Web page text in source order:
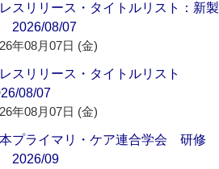
スリリース・タイトルリスト：新製
2026/08/07
年08月07日 (金)
スリリース・タイトルリスト
08/07
年08月07日 (金)
プライマリ・ケア連合学会 研修
2026/09